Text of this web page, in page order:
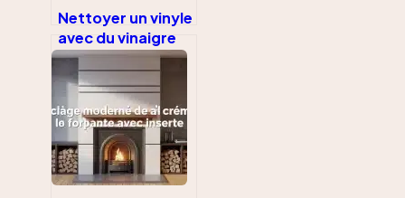
Nettoyer un vinyle
avec du vinaigre
blanc : mode
d’emploi sans
risque